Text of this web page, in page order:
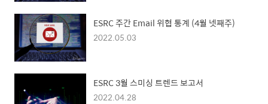
ESRC 주간 Email 위협 통계 (4월 넷째주)
2022.05.03
ESRC 3월 스미싱 트렌드 보고서
2022.04.28